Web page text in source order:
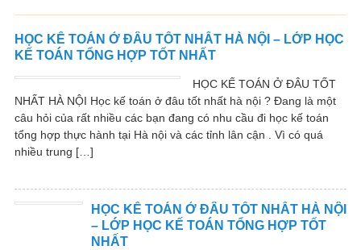
HỌC KẾ TOÁN Ở ĐÂU TỐT NHẤT HÀ NỘI – LỚP HỌC
KẾ TOÁN TỔNG HỢP TỐT NHẤT
HỌC KẾ TOÁN Ở ĐÂU TỐT
NHẤT HÀ NỘI Học kế toán ở đâu tốt nhất hà nội ? Đang là một
câu hỏi của rất nhiều các bạn đang có nhu cầu đi học kế toán
tổng hợp thực hành tại Hà nội và các tỉnh lân cận . Vì có quá
nhiều trung […]
HỌC KẾ TOÁN Ở ĐÂU TỐT NHẤT HÀ NỘI
– LỚP HỌC KẾ TOÁN TỔNG HỢP TỐT
NHẤT